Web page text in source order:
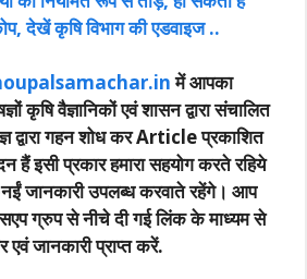
देखें कृषि विभाग की एडवाइज ..
में आपका
कृषि वैज्ञानिकों एवं शासन द्वारा संचालित
द्वारा गहन शोध कर Article प्रकाशित
इसी प्रकार हमारा सहयोग करते रहिये
जानकारी उपलब्ध करवाते रहेंगे। आप
ग्रुप से नीचे दी गई लिंक के माध्यम से
जानकारी प्राप्त करें.